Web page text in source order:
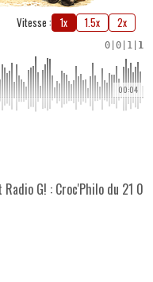
Vitesse : 1x 1.5x 2x
0 0 1 1
00:04
G! : Croc'Philo du 21